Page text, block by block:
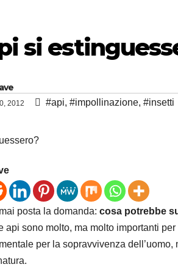
si
2012 #api, #impollinazione, #insetti
posta la domanda: cosa potrebbe
api sono molto, ma molto importanti
per la sopravvivenza